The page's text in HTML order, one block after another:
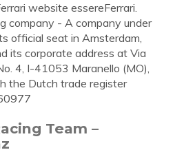
website essereFerrari.
company - A company under
official seat in Amsterdam,
its corporate address at Via
4, I-41053 Maranello (MO),
the Dutch trade register
Team –